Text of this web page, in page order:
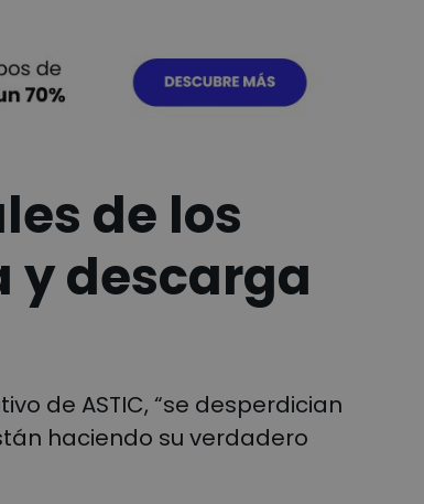
de los
y descarga
de ASTIC, “se desperdician
haciendo su verdadero